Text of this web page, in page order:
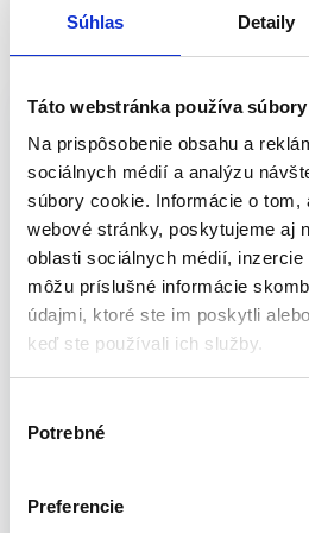
Súhlas Detaily
Táto webstránka používa
Na prispôsobenie obsahu a
sociálnych médií a analýzu
súbory cookie. Informácie o tom,
webové stránky, poskytujeme aj
oblasti sociálnych médií,
môžu príslušné informácie
údajmi, ktoré ste im poskytli
keď ste používali ich služby.
Potrebné
Preferencie
Odhŕňač snehu s
Odhŕňač snehu s nízkou váhou,
rukoväte a lopatou z robustného
umožňujú ľahšiu manipuláciu. Pevné
uchopenie a manipuláciu.
Parametre:
Materiál: plast + kov